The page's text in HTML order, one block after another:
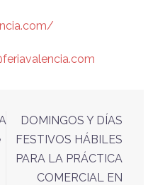
DOMINGOS Y DÍAS
FESTIVOS HÁBILES
PARA LA PRÁCTICA
COMERCIAL EN